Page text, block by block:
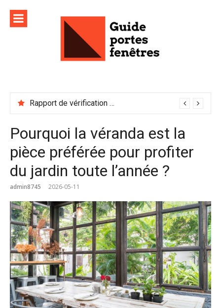
contenu
Rapport de vérification sécurité : à conserver précieusement
Pourquoi la véranda est la
pièce préférée pour profiter
du jardin toute l’année ?
admin8745 2026-05-11